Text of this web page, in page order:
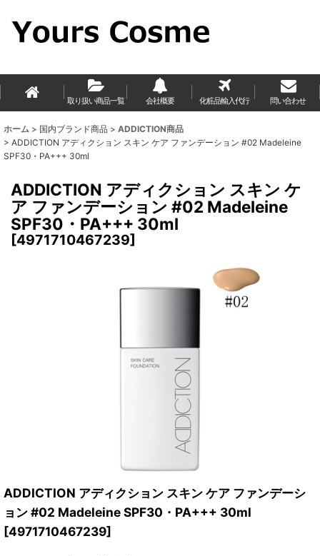
取り扱い商品一覧 会社概要 化粧品輸入代行 問い合わせ
ホーム > 国内ブランド商品 > ADDICTION商品
> ADDICTION アディクション スキン ケア ファンデーション #02 Madeleine
SPF30・PA+++ 30ml
ADDICTION アディクション スキン ケ
ア ファンデーション #02 Madeleine
SPF30・PA+++ 30ml
[4971710467239]
ADDICTION アディクション スキン ケア ファンデーシ
ョン #02 Madeleine SPF30・PA+++ 30ml
[4971710467239]